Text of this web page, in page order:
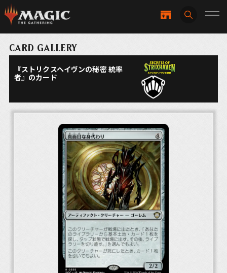
CARD GALLERY
『ストリクスヘイヴンの秘密 統率
者』のカード